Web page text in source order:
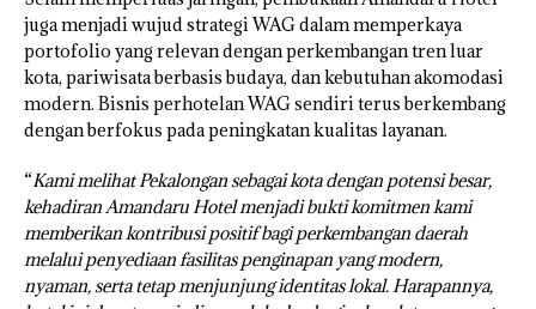
juga menjadi wujud strategi WAG dalam memperkaya
portofolio yang relevan dengan perkembangan tren luar
kota, pariwisata berbasis budaya, dan kebutuhan akomodasi
modern. Bisnis perhotelan WAG sendiri terus berkembang
dengan berfokus pada peningkatan kualitas layanan.
“Kami melihat Pekalongan sebagai kota dengan potensi besar,
kehadiran Amandaru Hotel menjadi bukti komitmen kami
memberikan kontribusi positif bagi perkembangan daerah
melalui penyediaan fasilitas penginapan yang modern,
nyaman, serta tetap menjunjung identitas lokal. Harapannya,